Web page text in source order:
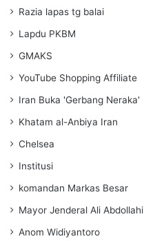
Razia lapas tg balai
Lapdu PKBM
GMAKS
YouTube Shopping Affiliate
Iran Buka 'Gerbang Neraka'
Khatam al-Anbiya Iran
Chelsea
Institusi
komandan Markas Besar
Mayor Jenderal Ali Abdollahi
Anom Widiyantoro